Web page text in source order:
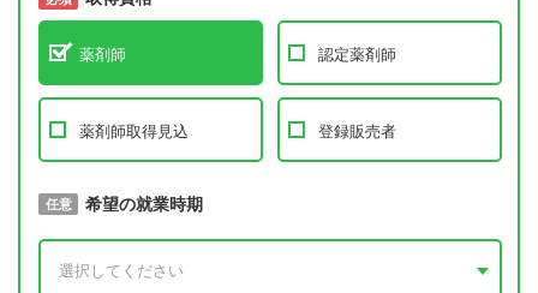
薬剤師 認定薬剤師
薬剤師取得見込 登録販売者
必須 取得予定年
任意 希望の就業時期